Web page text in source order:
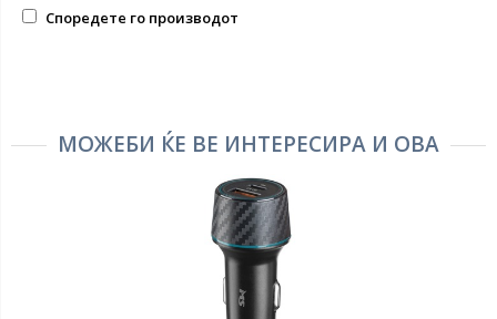
Споредете го производот
МОЖЕБИ ЌЕ ВЕ ИНТЕРЕСИРА И ОВА